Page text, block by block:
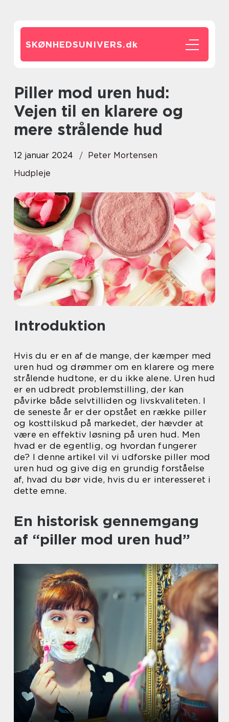
SKØNHEDSUNIVERS.dk
Piller mod uren hud:
Vejen til en klarere og
mere strålende hud
12 januar 2024
Peter Mortensen
Hudpleje
Introduktion
Hvis du er en af de mange, der kæmper med
uren hud og drømmer om en klarere og mere
strålende hudtone, er du ikke alene. Uren hud
er en udbredt problemstilling, der kan
påvirke både selvtilliden og livskvaliteten. I
de seneste år er der opstået en række piller
og kosttilskud på markedet, der hævder at
være en effektiv løsning på uren hud. Men
hvad er de egentlig, og hvordan fungerer
de? I denne artikel vil vi udforske piller mod
uren hud og give dig en grundig forståelse
af, hvad du bør vide, hvis du er interesseret i
dette emne.
En historisk gennemgang
af “piller mod uren hud”